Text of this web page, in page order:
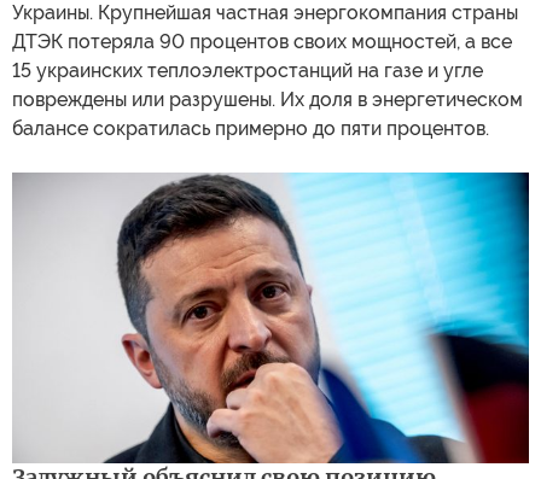
Украины. Крупнейшая частная энергокомпания страны
ДТЭК потеряла 90 процентов своих мощностей, а все
15 украинских теплоэлектростанций на газе и угле
повреждены или разрушены. Их доля в энергетическом
балансе сократилась примерно до пяти процентов.